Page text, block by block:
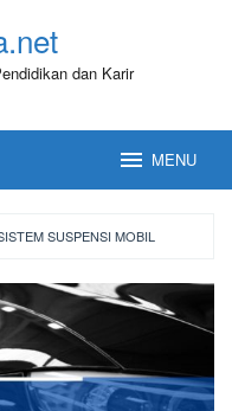
dan Karir
MENU
SUSPENSI MOBIL